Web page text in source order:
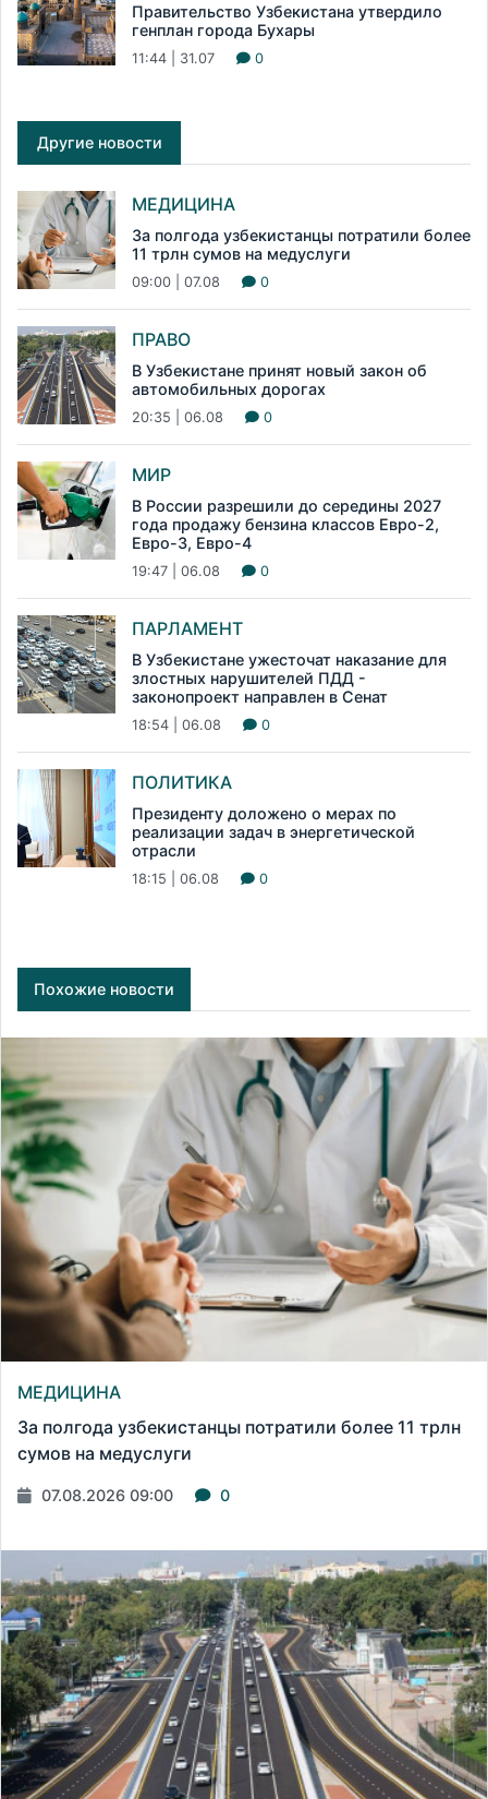
Правительство Узбекистана утвердило
генплан города Бухары
11:44 | 31.07 0
Другие новости
МЕДИЦИНА
За полгода узбекистанцы потратили более
11 трлн сумов на медуслуги
09:00 | 07.08 0
ПРАВО
В Узбекистане принят новый закон об
автомобильных дорогах
20:35 | 06.08 0
МИР
В России разрешили до середины 2027
года продажу бензина классов Евро-2,
Евро-3, Евро-4
19:47 | 06.08 0
ПАРЛАМЕНТ
В Узбекистане ужесточат наказание для
злостных нарушителей ПДД -
законопроект направлен в Сенат
18:54 | 06.08 0
ПОЛИТИКА
Президенту доложено о мерах по
реализации задач в энергетической
отрасли
18:15 | 06.08 0
Похожие новости
МЕДИЦИНА
За полгода узбекистанцы потратили более 11 трлн
сумов на медуслуги
07.08.2026 09:00 0